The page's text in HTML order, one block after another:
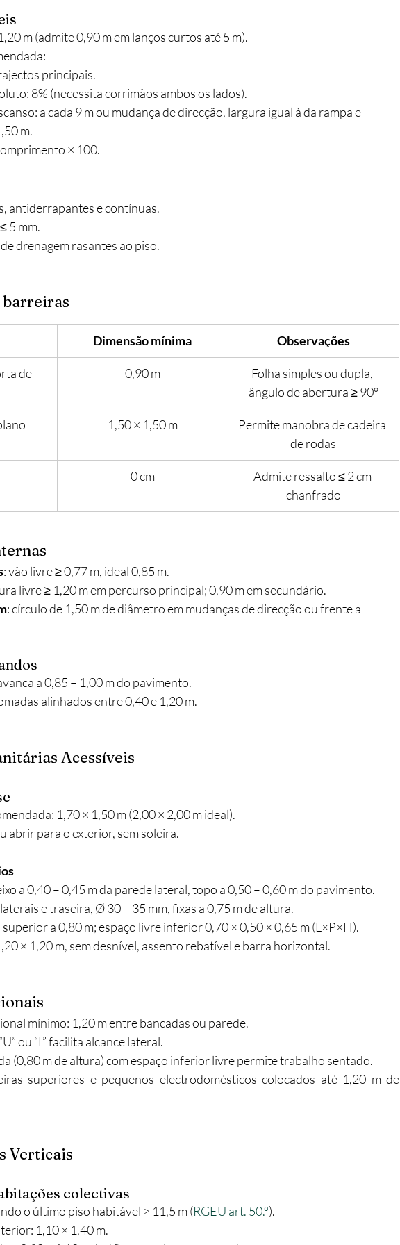
m (admite 0,90 m em lanços curtos até 5 m).
principais.
8% (necessita corrimãos ambos os lados).
a cada 9 m ou mudança de direcção, largura igual à da rampa e
m.
× 100.
antiderrapantes e contínuas.
5 mm.
drenagem rasantes ao piso.
barreiras
Dimensão mínima Observações
de
0,90 m
Folha simples ou dupla,
ângulo de abertura ≥ 90°
1,50 × 1,50 m
Permite manobra de cadeira
de rodas
0 cm
Admite ressalto ≤ 2 cm
chanfrado
: vão livre ≥ 0,77 m, ideal 0,85 m.
livre ≥ 1,20 m em percurso principal; 0,90 m em secundário.
: círculo de 1,50 m de diâmetro em mudanças de direcção ou frente a
a 0,85 – 1,00 m do pavimento.
alinhados entre 0,40 e 1,20 m.
Acessíveis
1,70 × 1,50 m (2,00 × 2,00 m ideal).
abrir para o exterior, sem soleira.
a 0,40 – 0,45 m da parede lateral, topo a 0,50 – 0,60 m do pavimento.
e traseira, Ø 30 – 35 mm, fixas a 0,75 m de altura.
a 0,80 m; espaço livre inferior 0,70 × 0,50 × 0,65 m (L×P×H).
× 1,20 m, sem desnível, assento rebatível e barra horizontal.
mínimo: 1,20 m entre bancadas ou parede.
ou “L” facilita alcance lateral.
(0,80 m de altura) com espaço inferior livre permite trabalho sentado.
superiores e pequenos electrodomésticos colocados até 1,20 m de
Verticais
colectivas
o último piso habitável > 11,5 m (RGEU art. 50.º).
1,10 × 1,40 m.